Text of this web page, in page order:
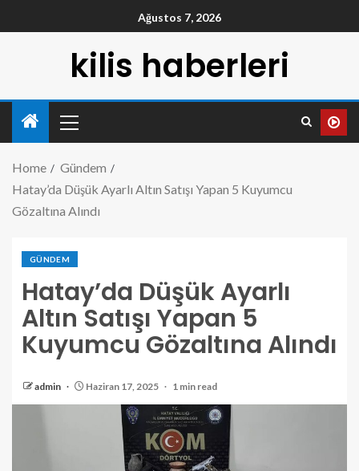
Ağustos 7, 2026
kilis haberleri
Home
Gündem
Hatay’da Düşük Ayarlı Altın Satışı Yapan 5 Kuyumcu
Gözaltına Alındı
GÜNDEM
Hatay’da Düşük Ayarlı
Altın Satışı Yapan 5
Kuyumcu Gözaltına Alındı
admin Haziran 17, 2025 1 min read